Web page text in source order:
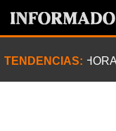
TENDENCIAS: